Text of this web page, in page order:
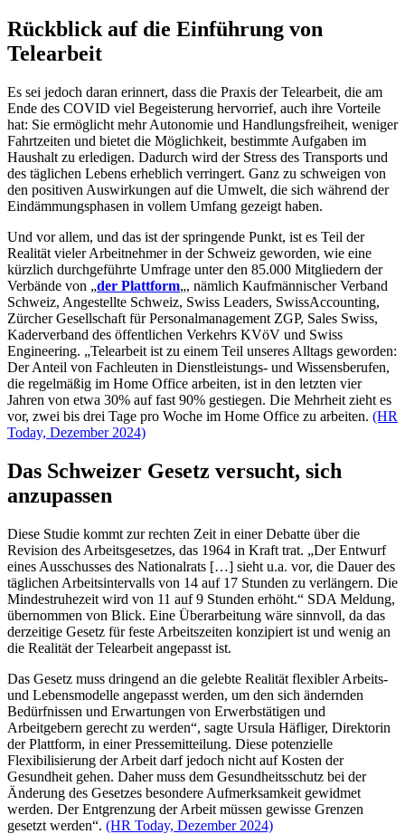
Rückblick auf die Einführung von
Telearbeit
Es sei jedoch daran erinnert, dass die Praxis der Telearbeit, die am
Ende des COVID viel Begeisterung hervorrief, auch ihre Vorteile
hat: Sie ermöglicht mehr Autonomie und Handlungsfreiheit, weniger
Fahrtzeiten und bietet die Möglichkeit, bestimmte Aufgaben im
Haushalt zu erledigen. Dadurch wird der Stress des Transports und
des täglichen Lebens erheblich verringert. Ganz zu schweigen von
den positiven Auswirkungen auf die Umwelt, die sich während der
Eindämmungsphasen in vollem Umfang gezeigt haben.
Und vor allem, und das ist der springende Punkt, ist es Teil der
Realität vieler Arbeitnehmer in der Schweiz geworden, wie eine
kürzlich durchgeführte Umfrage unter den 85.000 Mitgliedern der
Verbände von „der Plattform„, nämlich Kaufmännischer Verband
Schweiz, Angestellte Schweiz, Swiss Leaders, SwissAccounting,
Zürcher Gesellschaft für Personalmanagement ZGP, Sales Swiss,
Kaderverband des öffentlichen Verkehrs KVöV und Swiss
Engineering. „Telearbeit ist zu einem Teil unseres Alltags geworden:
Der Anteil von Fachleuten in Dienstleistungs- und Wissensberufen,
die regelmäßig im Home Office arbeiten, ist in den letzten vier
Jahren von etwa 30% auf fast 90% gestiegen. Die Mehrheit zieht es
vor, zwei bis drei Tage pro Woche im Home Office zu arbeiten. (HR
Today, Dezember 2024)
Das Schweizer Gesetz versucht, sich
anzupassen
Diese Studie kommt zur rechten Zeit in einer Debatte über die
Revision des Arbeitsgesetzes, das 1964 in Kraft trat. „Der Entwurf
eines Ausschusses des Nationalrats […] sieht u.a. vor, die Dauer des
täglichen Arbeitsintervalls von 14 auf 17 Stunden zu verlängern. Die
Mindestruhezeit wird von 11 auf 9 Stunden erhöht.“ SDA Meldung,
übernommen von Blick. Eine Überarbeitung wäre sinnvoll, da das
derzeitige Gesetz für feste Arbeitszeiten konzipiert ist und wenig an
die Realität der Telearbeit angepasst ist.
Das Gesetz muss dringend an die gelebte Realität flexibler Arbeits-
und Lebensmodelle angepasst werden, um den sich ändernden
Bedürfnissen und Erwartungen von Erwerbstätigen und
Arbeitgebern gerecht zu werden“, sagte Ursula Häfliger, Direktorin
der Plattform, in einer Pressemitteilung. Diese potenzielle
Flexibilisierung der Arbeit darf jedoch nicht auf Kosten der
Gesundheit gehen. Daher muss dem Gesundheitsschutz bei der
Änderung des Gesetzes besondere Aufmerksamkeit gewidmet
werden. Der Entgrenzung der Arbeit müssen gewisse Grenzen
gesetzt werden“. (HR Today, Dezember 2024)